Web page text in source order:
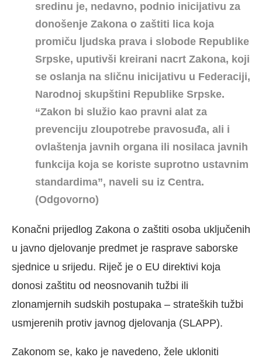
sredinu je, nedavno, podnio inicijativu za
donošenje Zakona o zaštiti lica koja
promiču ljudska prava i slobode Republike
Srpske, uputivši kreirani nacrt Zakona, koji
se oslanja na sličnu inicijativu u Federaciji,
Narodnoj skupštini Republike Srpske.
“Zakon bi služio kao pravni alat za
prevenciju zloupotrebe pravosuđa, ali i
ovlaštenja javnih organa ili nosilaca javnih
funkcija koja se koriste suprotno ustavnim
standardima”, naveli su iz Centra.
(Odgovorno)
Konačni prijedlog Zakona o zaštiti osoba uključenih
u javno djelovanje predmet je rasprave saborske
sjednice u srijedu. Riječ je o EU direktivi koja
donosi zaštitu od neosnovanih tužbi ili
zlonamjernih sudskih postupaka – strateških tužbi
usmjerenih protiv javnog djelovanja (SLAPP).
Zakonom se, kako je navedeno, žele ukloniti